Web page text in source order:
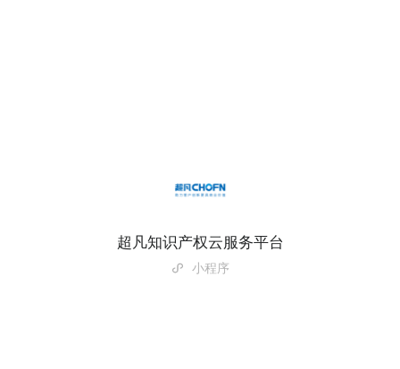
超凡知识产权云服务平台
小程序